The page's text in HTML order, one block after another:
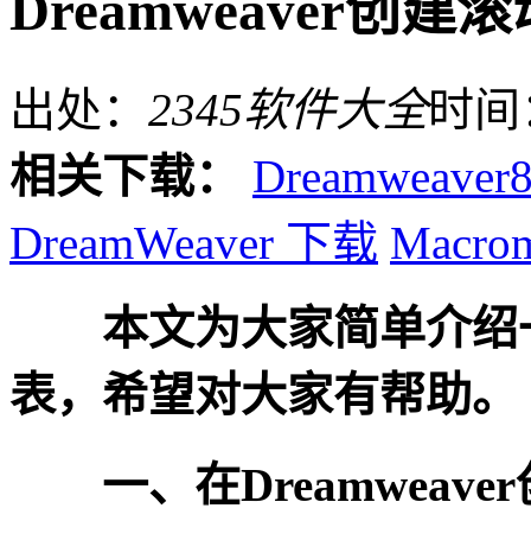
出处： 2345软件大全时间
相关下载：
DreamWeaver 下载
本文为大家简单介
表，希望对大家有帮助。
一、在Dreamweaver